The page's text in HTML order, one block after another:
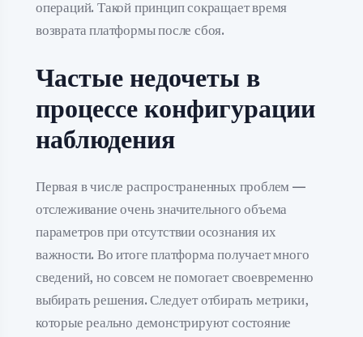
операций. Такой принцип сокращает время
возврата платформы после сбоя.
Частые недочеты в
процессе конфигурации
наблюдения
Первая в числе распространенных проблем —
отслеживание очень значительного объема
параметров при отсутствии осознания их
важности. Во итоге платформа получает много
сведений, но совсем не помогает своевременно
выбирать решения. Следует отбирать метрики,
которые реально демонстрируют состояние